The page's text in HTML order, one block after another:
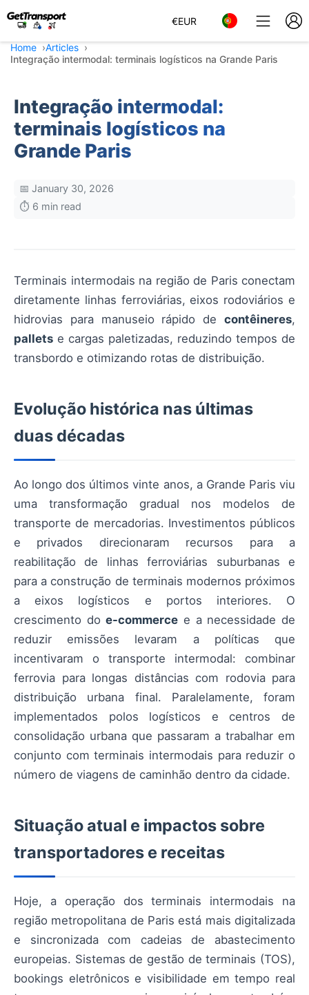
€EUR
Home
Articles
Integração intermodal: terminais logísticos na Grande Paris
Integração intermodal:
terminais logísticos na
Grande Paris
📅 January 30, 2026
⏱️ 6 min read
Terminais intermodais na região de Paris conectam
diretamente linhas ferroviárias, eixos rodoviários e
hidrovias para manuseio rápido de contêineres,
pallets e cargas paletizadas, reduzindo tempos de
transbordo e otimizando rotas de distribuição.
Evolução histórica nas últimas
duas décadas
Ao longo dos últimos vinte anos, a Grande Paris viu
uma transformação gradual nos modelos de
transporte de mercadorias. Investimentos públicos
e privados direcionaram recursos para a
reabilitação de linhas ferroviárias suburbanas e
para a construção de terminais modernos próximos
a eixos logísticos e portos interiores. O
crescimento doe-commerce e a necessidade de
reduzir emissões levaram a políticas que
incentivaram o transporte intermodal: combinar
ferrovia para longas distâncias com rodovia para
distribuição urbana final. Paralelamente, foram
implementados polos logísticos e centros de
consolidação urbana que passaram a trabalhar em
conjunto com terminais intermodais para reduzir o
número de viagens de caminhão dentro da cidade.
Situação atual e impactos sobre
transportadores e receitas
Hoje, a operação dos terminais intermodais na
região metropolitana de Paris está mais digitalizada
e sincronizada com cadeias de abastecimento
europeias. Sistemas de gestão de terminais (TOS),
bookings eletrônicos e visibilidade em tempo real